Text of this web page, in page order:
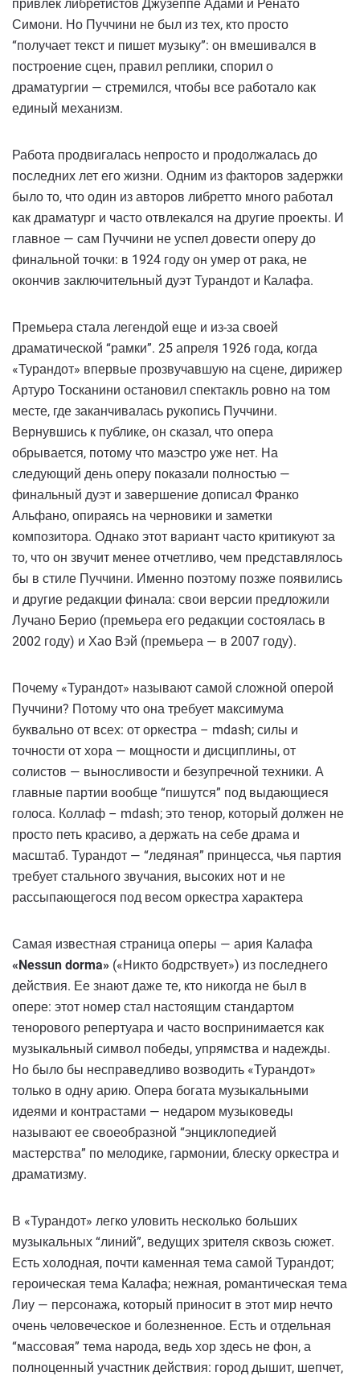
привлек либретистов Джузеппе Адами и Ренато
Симони. Но Пуччини не был из тех, кто просто
“получает текст и пишет музыку”: он вмешивался в
построение сцен, правил реплики, спорил о
драматургии — стремился, чтобы все работало как
единый механизм.
Работа продвигалась непросто и продолжалась до
последних лет его жизни. Одним из факторов задержки
было то, что один из авторов либретто много работал
как драматург и часто отвлекался на другие проекты. И
главное — сам Пуччини не успел довести оперу до
финальной точки: в 1924 году он умер от рака, не
окончив заключительный дуэт Турандот и Калафа.
Премьера стала легендой еще и из-за своей
драматической “рамки”. 25 апреля 1926 года, когда
«Турандот» впервые прозвучавшую на сцене, дирижер
Артуро Тосканини остановил спектакль ровно на том
месте, где заканчивалась рукопись Пуччини.
Вернувшись к публике, он сказал, что опера
обрывается, потому что маэстро уже нет. На
следующий день оперу показали полностью —
финальный дуэт и завершение дописал Франко
Альфано, опираясь на черновики и заметки
композитора. Однако этот вариант часто критикуют за
то, что он звучит менее отчетливо, чем представлялось
бы в стиле Пуччини. Именно поэтому позже появились
и другие редакции финала: свои версии предложили
Лучано Берио (премьера его редакции состоялась в
2002 году) и Хао Вэй (премьера — в 2007 году).
Почему «Турандот» называют самой сложной оперой
Пуччини? Потому что она требует максимума
буквально от всех: от оркестра – mdash; силы и
точности от хора — мощности и дисциплины, от
солистов — выносливости и безупречной техники. А
главные партии вообще “пишутся” под выдающиеся
голоса. Коллаф – mdash; это тенор, который должен не
просто петь красиво, а держать на себе драма и
масштаб. Турандот — “ледяная” принцесса, чья партия
требует стального звучания, высоких нот и не
рассыпающегося под весом оркестра характера
Самая известная страница оперы — ария Калафа
«Nessun dorma» («Никто бодрствует») из последнего
действия. Ее знают даже те, кто никогда не был в
опере: этот номер стал настоящим стандартом
тенорового репертуара и часто воспринимается как
музыкальный символ победы, упрямства и надежды.
Но было бы несправедливо возводить «Турандот»
только в одну арию. Опера богата музыкальными
идеями и контрастами — недаром музыковеды
называют ее своеобразной “энциклопедией
мастерства” по мелодике, гармонии, блеску оркестра и
драматизму.
В «Турандот» легко уловить несколько больших
музыкальных “линий”, ведущих зрителя сквозь сюжет.
Есть холодная, почти каменная тема самой Турандот;
героическая тема Калафа; нежная, романтическая тема
Лиу — персонажа, который приносит в этот мир нечто
очень человеческое и болезненное. Есть и отдельная
“массовая” тема народа, ведь хор здесь не фон, а
полноценный участник действия: город дышит, шепчет,